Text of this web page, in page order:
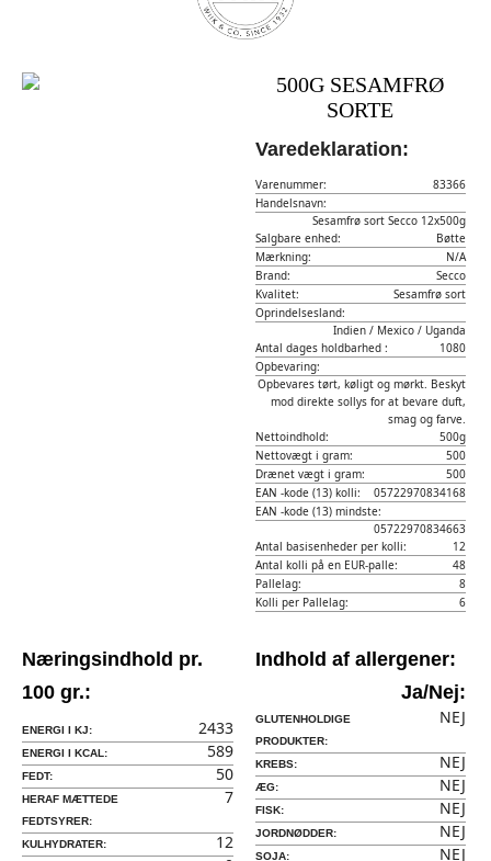
500G SESAMFRØ
SORTE
Varedeklaration:
Varenummer:
83366
Handelsnavn:
Sesamfrø sort Secco 12x500g
Salgbare enhed:
Bøtte
Mærkning:
N/A
Brand:
Secco
Kvalitet:
Sesamfrø sort
Oprindelsesland:
Indien / Mexico / Uganda
Antal dages holdbarhed :
1080
Opbevaring:
Opbevares tørt, køligt og mørkt. Beskyt
mod direkte sollys for at bevare duft,
smag og farve.
Nettoindhold:
500g
Nettovægt i gram:
500
Drænet vægt i gram:
500
EAN -kode (13) kolli:
05722970834168
EAN -kode (13) mindste:
05722970834663
Antal basisenheder per kolli:
12
Antal kolli på en EUR-palle:
48
Pallelag:
8
Kolli per Pallelag:
6
Næringsindhold pr.
100 gr.:
ENERGI I KJ: 2433
ENERGI I KCAL: 589
FEDT: 50
HERAF MÆTTEDE
FEDTSYRER:
7
KULHYDRATER:
12
Indhold af allergener:
Ja/Nej:
GLUTENHOLDIGE
PRODUKTER:
NEJ
KREBS: NEJ
ÆG: NEJ
FISK: NEJ
JORDNØDDER: NEJ
SOJA: NEJ